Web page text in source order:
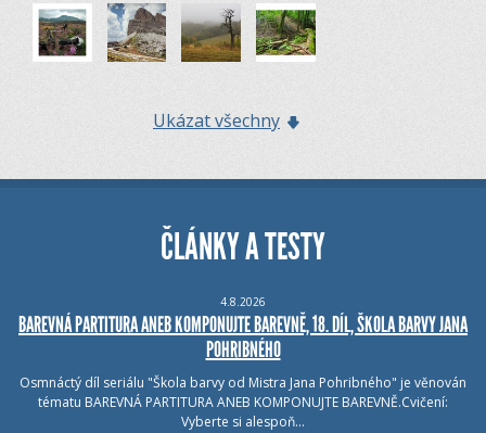
Ukázat všechny
ČLÁNKY A TESTY
4.8.2026
BAREVNÁ PARTITURA ANEB KOMPONUJTE BAREVNĚ, 18. DÍL, ŠKOLA BARVY JANA
POHRIBNÉHO
Osmnáctý díl seriálu "Škola barvy od Mistra Jana Pohribného" je věnován
tématu BAREVNÁ PARTITURA ANEB KOMPONUJTE BAREVNĚ.Cvičení:
Vyberte si alespoň…